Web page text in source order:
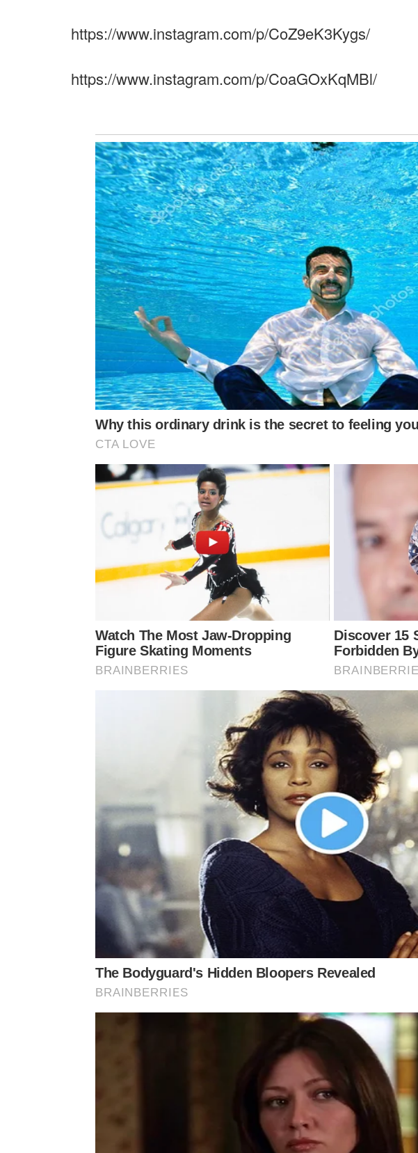
https://www.instagram.com/p/CoZ9eK3Kygs/
https://www.instagram.com/p/CoaGOxKqMBl/